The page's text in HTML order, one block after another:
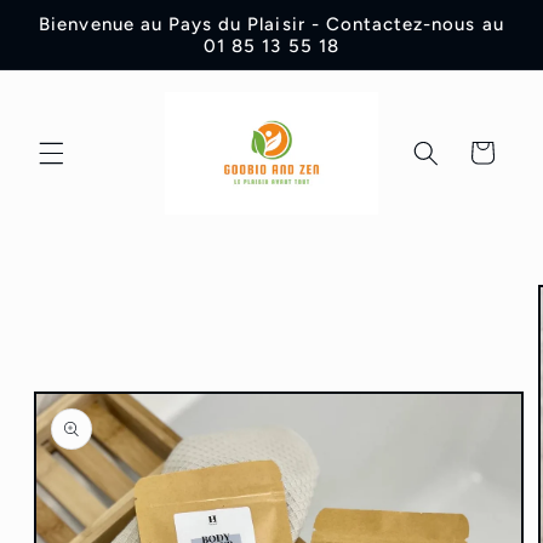
passer
contenu
Bienvenue au Pays du Plaisir - Contactez-nous au
01 85 13 55 18
Panier